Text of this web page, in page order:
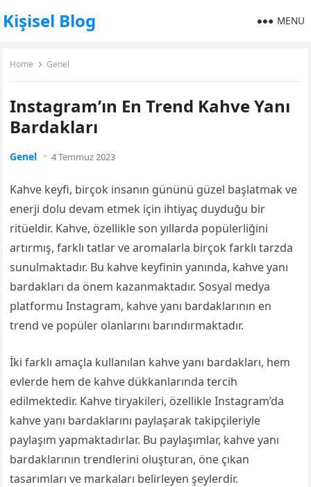
Kişisel Blog MENU
Home Genel
Instagram’ın En Trend Kahve Yanı
Bardakları
Genel 4 Temmuz 2023
Kahve keyfi, birçok insanın gününü güzel başlatmak ve
enerji dolu devam etmek için ihtiyaç duyduğu bir
ritüeldir. Kahve, özellikle son yıllarda popülerliğini
artırmış, farklı tatlar ve aromalarla birçok farklı tarzda
sunulmaktadır. Bu kahve keyfinin yanında, kahve yanı
bardakları da önem kazanmaktadır. Sosyal medya
platformu Instagram, kahve yanı bardaklarının en
trend ve popüler olanlarını barındırmaktadır.
İki farklı amaçla kullanılan kahve yanı bardakları, hem
evlerde hem de kahve dükkanlarında tercih
edilmektedir. Kahve tiryakileri, özellikle Instagram’da
kahve yanı bardaklarını paylaşarak takipçileriyle
paylaşım yapmaktadırlar. Bu paylaşımlar, kahve yanı
bardaklarının trendlerini oluşturan, öne çıkan
tasarımları ve markaları belirleyen şeylerdir.